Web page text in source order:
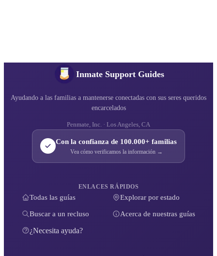
Inmate Support Guides
Ayudando a las familias a mantenerse conectadas con sus seres queridos
encarcelados
Penmate, Inc. · Los Angeles, CA
Con la confianza de 100.000+ familias
Vea cómo verificamos la información →
ENLACES RÁPIDOS
Todas las guías Explorar por estado
Buscar a un recluso Acerca de nuestras guías
¿Necesita ayuda?